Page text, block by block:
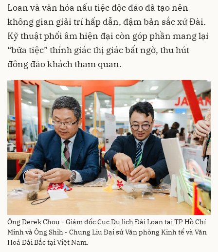
Loan và văn hóa nấu tiệc độc đáo đã tạo nên
không gian giải trí hấp dẫn, đậm bản sắc xứ Đài.
Kỹ thuật phối âm hiện đại còn góp phần mang lại
“bữa tiệc” thính giác thị giác bất ngờ, thu hút
đông đảo khách tham quan.
Ông Derek Chou - Giám đốc Cục Du lịch Đài Loan tại TP Hồ Chí
Minh và Ông Shih - Chung Liu Đại sứ Văn phòng Kinh tế và Văn
Hoá Đài Bắc tại Việt Nam.